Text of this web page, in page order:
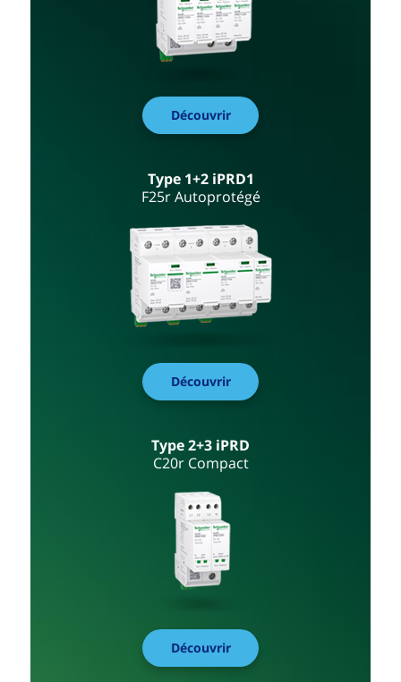
Découvrir
Type 1+2 iPRD1
F25r Autoprotégé
Découvrir
Type 2+3 iPRD
C20r Compact
Découvrir